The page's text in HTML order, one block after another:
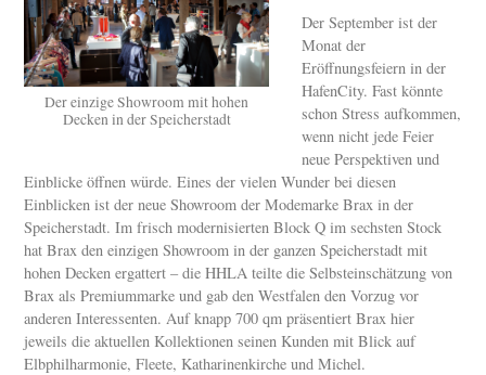
Der einzige Showroom mit hohen
Decken in der Speicherstadt
Der September ist der
Monat der
Eröffnungsfeiern in der
HafenCity. Fast könnte
schon Stress aufkommen,
wenn nicht jede Feier
neue Perspektiven und
Einblicke öffnen würde. Eines der vielen Wunder bei diesen
Einblicken ist der neue Showroom der Modemarke Brax in der
Speicherstadt. Im frisch modernisierten Block Q im sechsten Stock
hat Brax den einzigen Showroom in der ganzen Speicherstadt mit
hohen Decken ergattert – die HHLA teilte die Selbsteinschätzung von
Brax als Premiummarke und gab den Westfalen den Vorzug vor
anderen Interessenten. Auf knapp 700 qm präsentiert Brax hier
jeweils die aktuellen Kollektionen seinen Kunden mit Blick auf
Elbphilharmonie, Fleete, Katharinenkirche und Michel.